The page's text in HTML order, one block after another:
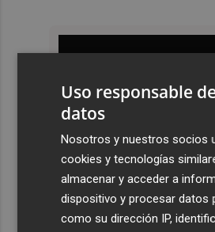
Uso responsable
datos
Nosotros y nuestros socios
cookies y tecnologías
almacenar y acceder a
dispositivo y procesar datos
como su dirección IP,